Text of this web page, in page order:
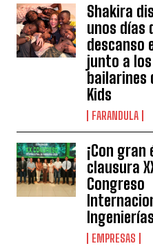
Shakira
unos días
descanso
junto a
bailarines
Kids
FARANDULA
¡Con gran
clausura
Congreso
EMPRESAS